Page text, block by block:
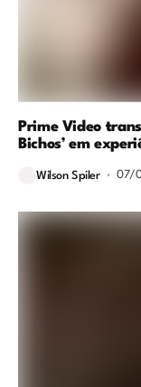
Prime Video
Bichos’ em
Wilson Spiler 07/